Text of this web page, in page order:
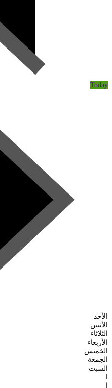
Today
الأحد
الأثنين
الثلاثاء
الأربعاء
الخميس
الجمعة
السبت